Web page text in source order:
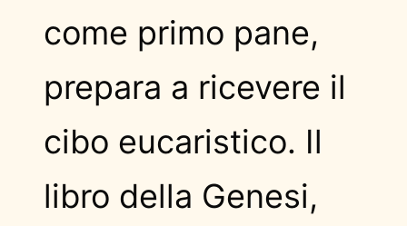
come primo pane,
prepara a ricevere il
cibo eucaristico. Il
libro della Genesi,